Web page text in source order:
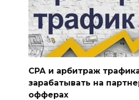
СРА и арбитраж
зарабатывать на
офферах